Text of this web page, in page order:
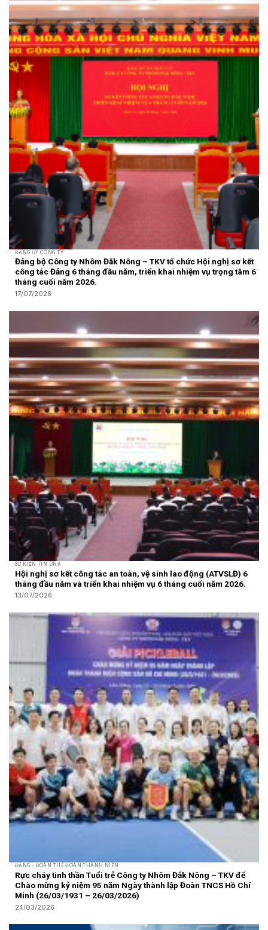
ĐẢNG ỦY CÔNG TY
Đảng bộ Công ty Nhôm Đắk Nông – TKV tổ chức Hội nghị sơ kết
công tác Đảng 6 tháng đầu năm, triển khai nhiệm vụ trọng tâm 6
tháng cuối năm 2026.
17/07/2026
SỰ KIỆN TIN DNA
Hội nghị sơ kết công tác an toàn, vệ sinh lao động (ATVSLĐ) 6
tháng đầu năm và triển khai nhiệm vụ 6 tháng cuối năm 2026.
13/07/2026
ĐẢNG - ĐOÀN THỂ ĐOÀN THANH NIÊN
Rực cháy tinh thần Tuổi trẻ Công ty Nhôm Đắk Nông – TKV để
Chào mừng kỷ niệm 95 năm Ngày thành lập Đoàn TNCS Hồ Chí
Minh (26/03/1931 – 26/03/2026)
24/03/2026